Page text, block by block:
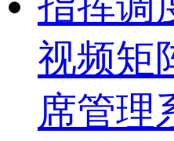
视频矩
席管理